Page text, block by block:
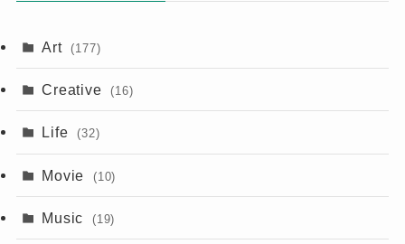
Art (177)
Creative (16)
Life (32)
Movie (10)
Music (19)